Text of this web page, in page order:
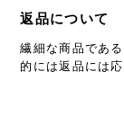
返品について
繊細な商品であ
的には返品には応